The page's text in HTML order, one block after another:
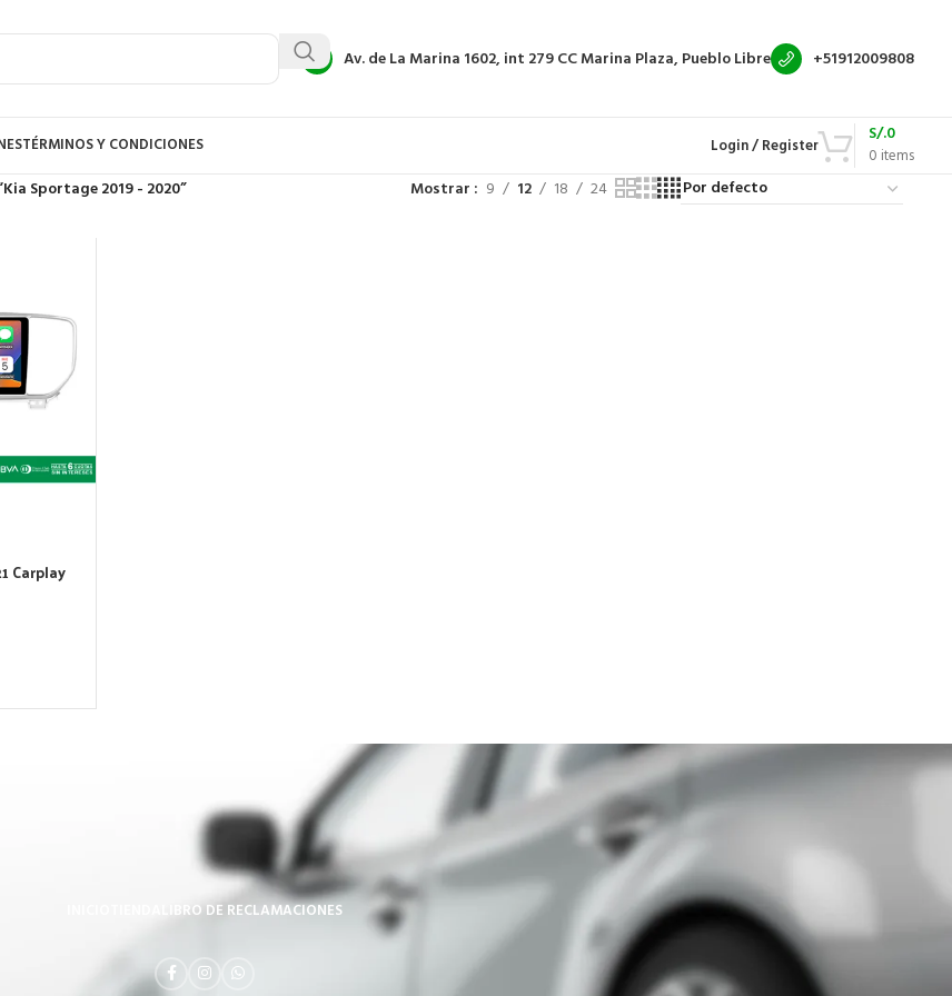
Av. de La Marina 1602, int 279CC Marina Plaza, Pueblo Libre +51912009808
TÉRMINOS Y CONDICIONES Login / Register 0 items
S/.0
Sportage 2019 - 2020” Mostrar 9 12 18 24
Carplay
LIBRO DE RECLAMACIONES